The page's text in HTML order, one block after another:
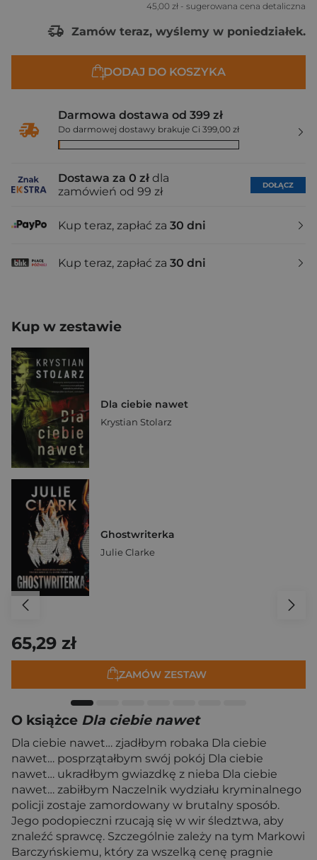
45,00 zł - sugerowana cena detaliczna
Zamów teraz, wyślemy w poniedziałek.
DODAJ DO KOSZYKA
Darmowa dostawa od 399 zł
Do darmowej dostawy brakuje Ci 399,00 zł
Dostawa za 0 zł dla
zamówień od 99 zł
DOŁĄCZ
Kup teraz, zapłać za 30 dni
Kup teraz, zapłać za 30 dni
Kup w zestawie
Dla ciebie nawet
Krystian Stolarz
Ghostwriterka
Julie Clarke
65,29 zł
ZAMÓW ZESTAW
O książce Dla ciebie nawet
Dla ciebie nawet… zjadłbym robaka Dla ciebie
nawet… posprzątałbym swój pokój Dla ciebie
nawet… ukradłbym gwiazdkę z nieba Dla ciebie
nawet… zabiłbym Naczelnik wydziału kryminalnego
policji zostaje zamordowany w brutalny sposób.
Jego podopieczni rzucają się w wir śledztwa, aby
znaleźć sprawcę. Szczególnie zależy na tym Markowi
Barczyńskiemu, który za wszelką cenę pragnie